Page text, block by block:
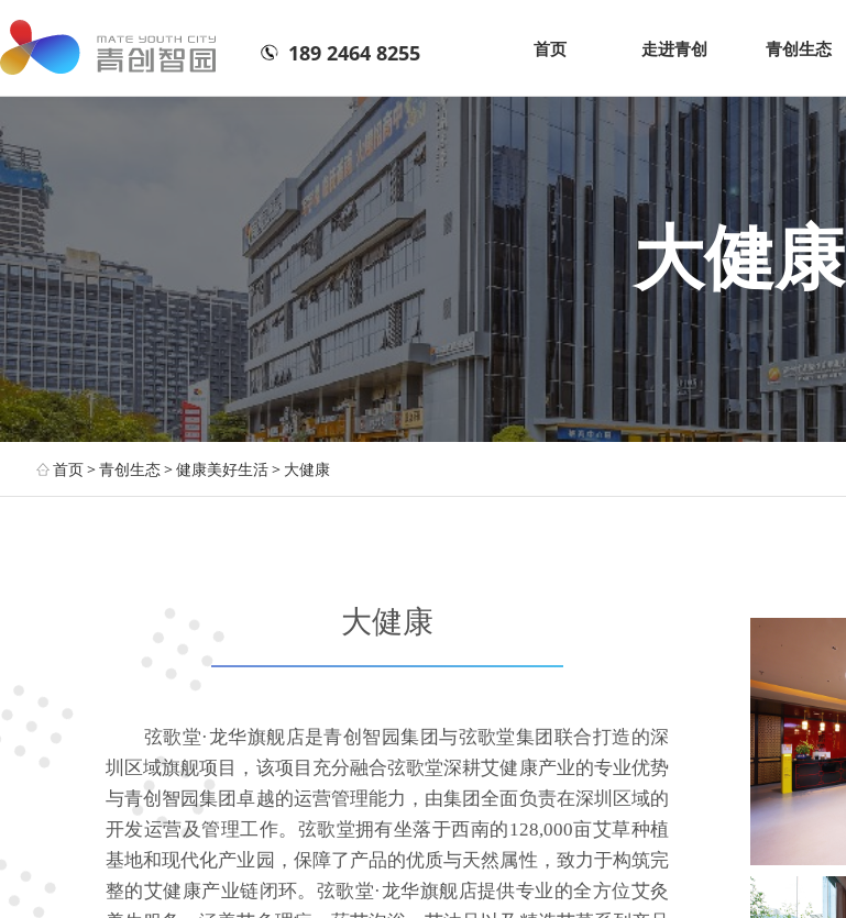
网站首页
189 2464 8255 首页 走进青创 青创生态
大健康
首页>青创生态>健康美好生活> 大健康
大健康
弦歌堂·龙华旗舰店是青创智园集团与弦歌堂集团联合打造的深
圳区域旗舰项目，该项目充分融合弦歌堂深耕艾健康产业的专业优势
与青创智园集团卓越的运营管理能力，由集团全面负责在深圳区域的
开发运营及管理工作。弦歌堂拥有坐落于西南的128,000亩艾草种植
基地和现代化产业园，保障了产品的优质与天然属性，致力于构筑完
整的艾健康产业链闭环。弦歌堂·龙华旗舰店提供专业的全方位艾灸